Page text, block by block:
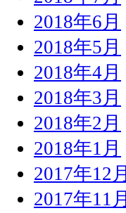
2018年6月
2018年5月
2018年4月
2018年3月
2018年2月
2018年1月
2017年12月
2017年11月